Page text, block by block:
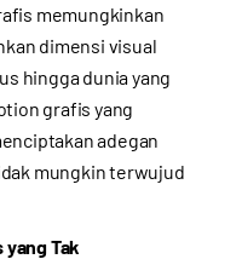
memungkinkan
dimensi visual
hingga dunia yang
grafis yang
adegan
mungkin terwujud
Tak